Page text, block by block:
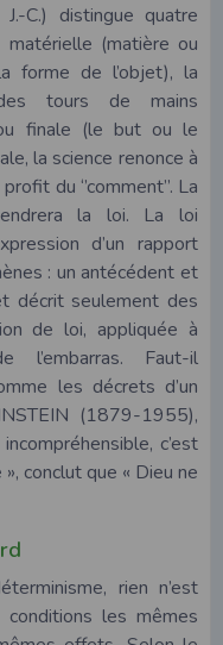
C.) distingue quatre
(matière ou
forme de l’objet), la
tours de mains
finale (le but ou le
la science renonce à
du ‘’comment’’. La
la loi. La loi
d’un rapport
: un antécédent et
décrit seulement des
de loi, appliquée à
l’embarras. Faut-il
les décrets d’un
(1879-1955),
c’est
conclut que « Dieu ne
rien n’est
les mêmes